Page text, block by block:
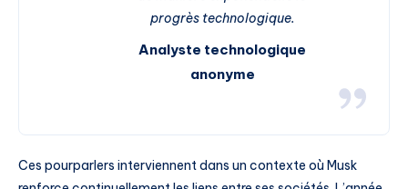
progrès technologique.
Analyste technologique
anonyme
Ces pourparlers interviennent dans un contexte où Musk